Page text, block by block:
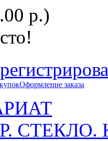
р.)
Оформление заказа